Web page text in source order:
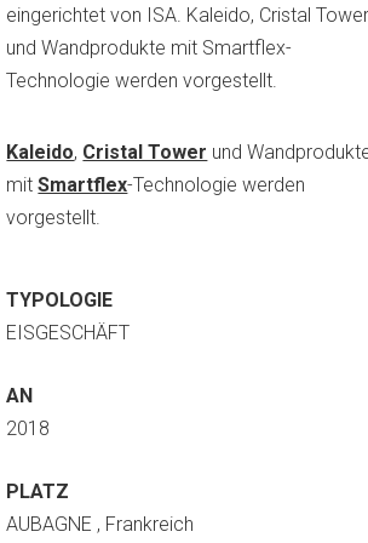
eingerichtet von ISA. Kaleido, Cristal
und Wandprodukte mit Smartflex-
Technologie werden vorgestellt.
Kaleido, Cristal Tower und
mitSmartflex-Technologie werden
vorgestellt.
TYPOLOGIE
EISGESCHÄFT
AN
2018
PLATZ
AUBAGNE , Frankreich